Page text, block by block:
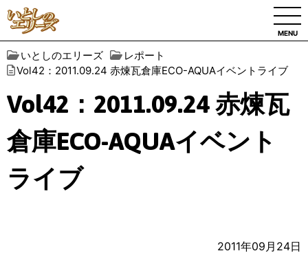
MENU
いとしのエリーズ
レポート
Vol42：2011.09.24 赤煉瓦倉庫ECO-AQUAイベントライブ
Vol42：2011.09.24 赤煉瓦
倉庫ECO-AQUAイベント
ライブ
2011年09月24日